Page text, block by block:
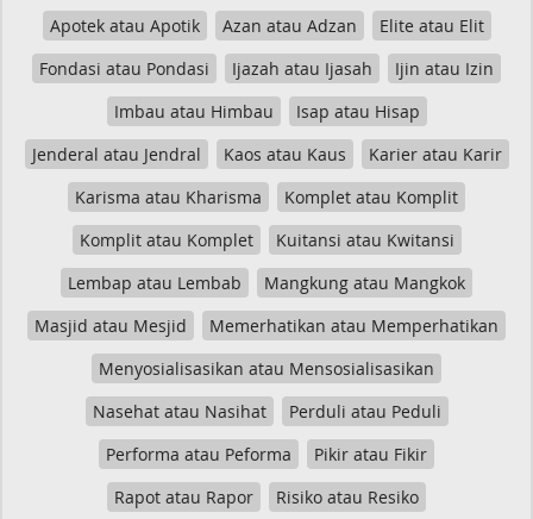
Apotek atau Apotik
Azan atau Adzan
Elite atau Elit
Fondasi atau Pondasi
Ijazah atau Ijasah
Ijin atau Izin
Imbau atau Himbau
Isap atau Hisap
Jenderal atau Jendral
Kaos atau Kaus
Karier atau Karir
Karisma atau Kharisma
Komplet atau Komplit
Komplit atau Komplet
Kuitansi atau Kwitansi
Lembap atau Lembab
Mangkung atau Mangkok
Masjid atau Mesjid
Memerhatikan atau Memperhatikan
Menyosialisasikan atau Mensosialisasikan
Nasehat atau Nasihat
Perduli atau Peduli
Performa atau Peforma
Pikir atau Fikir
Rapot atau Rapor
Risiko atau Resiko